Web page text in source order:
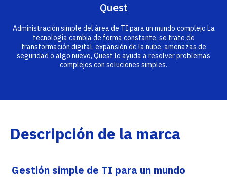
Quest
Administración simple del área de TI para un mundo complejo La
tecnología cambia de forma constante, se trate de
transformación digital, expansión de la nube, amenazas de
seguridad o algo nuevo, Quest lo ayuda a resolver problemas
complejos con soluciones simples.
Descripción de la marca
Gestión simple de TI para un mundo